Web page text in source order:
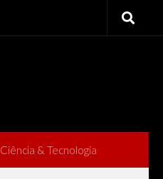
Ciência & Tecnologia